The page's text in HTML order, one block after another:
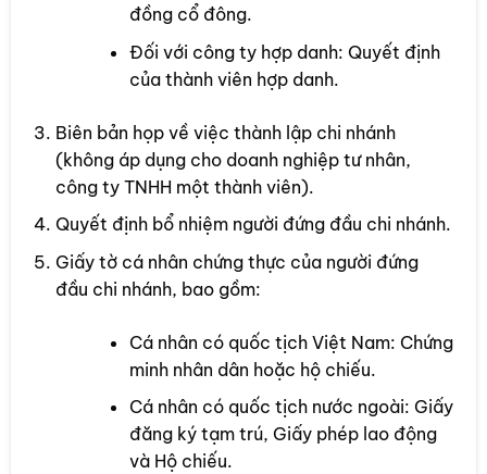
đồng cổ đông.
Đối với công ty hợp danh: Quyết định
của thành viên hợp danh.
Biên bản họp về việc thành lập chi nhánh
(không áp dụng cho doanh nghiệp tư nhân,
công ty TNHH một thành viên).
Quyết định bổ nhiệm người đứng đầu chi nhánh.
Giấy tờ cá nhân chứng thực của người đứng
đầu chi nhánh, bao gồm:
Cá nhân có quốc tịch Việt Nam: Chứng
minh nhân dân hoặc hộ chiếu.
Cá nhân có quốc tịch nước ngoài: Giấy
đăng ký tạm trú, Giấy phép lao động
và Hộ chiếu.